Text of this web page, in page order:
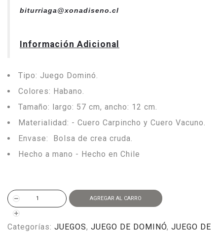
biturriaga@xonadiseno.cl
Información Adicional
Tipo: Juego Dominó.
Colores: Habano.
Tamaño: largo: 57 cm, ancho: 12 cm.
Materialidad: - Cuero Carpincho y Cuero Vacuno.
Envase: Bolsa de crea cruda.
Hecho a mano - Hecho en Chile
AGREGAR AL CARRO
Categorías: JUEGOS, JUEGO DE DOMINÓ, JUEGO DE